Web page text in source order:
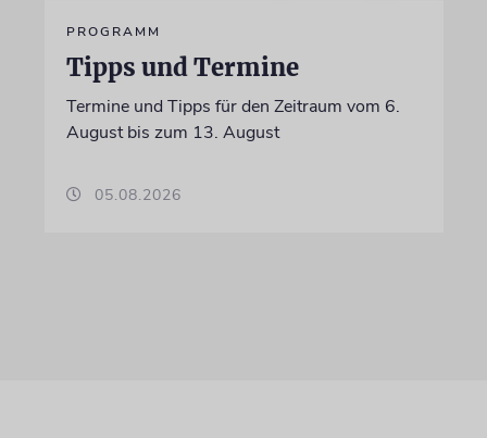
PROGRAMM
Tipps und Termine
Termine und Tipps für den Zeitraum vom 6.
August bis zum 13. August
05.08.2026